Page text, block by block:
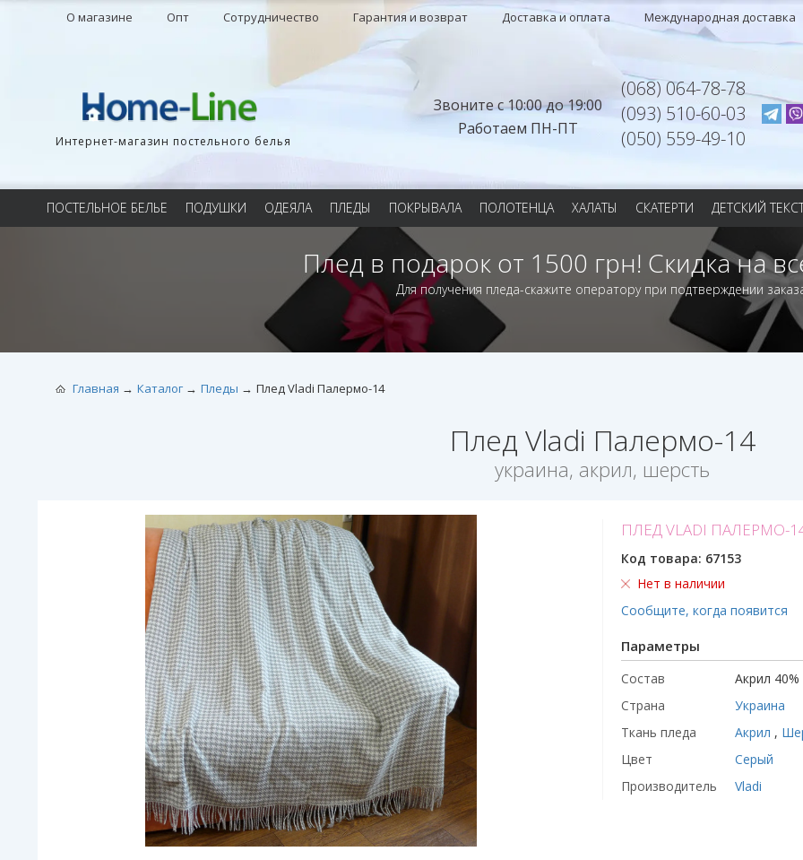
О магазине Опт Сотрудничество Гарантия и возврат Доставка и оплата Международная доставка
Интернет-магазин постельного белья
Звоните с 10:00 до 19:00
Работаем ПН-ПТ
(068) 064-78-78
(093) 510-60-03
(050) 559-49-10
ПОСТЕЛЬНОЕ БЕЛЬЕ ПОДУШКИ ОДЕЯЛА ПЛЕДЫ ПОКРЫВАЛА ПОЛОТЕНЦА ХАЛАТЫ СКАТЕРТИ ДЕТСКИЙ
Плед в подарок от 1500 грн! Скидка на
Для получения пледа-скажите оператору при подтверждении
Главная Каталог Пледы Плед Vladi Палермо-14
Плед Vladi Палермо-14
украина, акрил, шерсть
ПЛЕД VLADI ПАЛЕРМО-
Код товара: 67153
Нет в наличии
Сообщите, когда появится
Параметры
Состав
Акрил
Страна
Украина
Ткань пледа
Акрил ,
Цвет
Серый
Производитель
Vladi